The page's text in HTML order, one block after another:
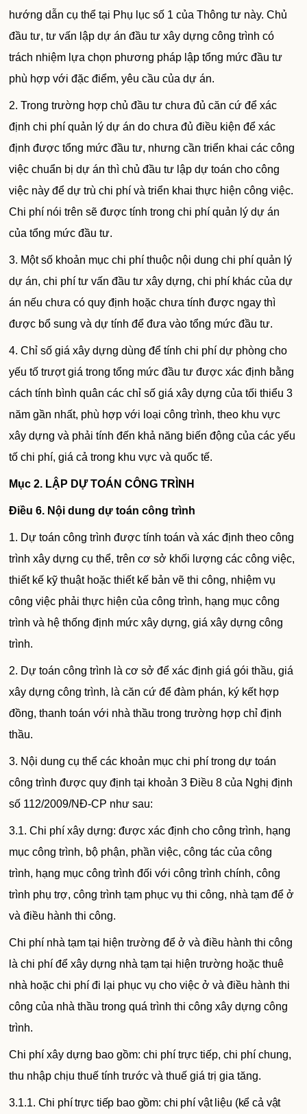
hướng dẫn cụ thể tại Phụ lục số 1 của Thông tư này. Chủ
đầu tư, tư vấn lập dự án đầu tư xây dựng công trình có
trách nhiệm lựa chọn phương pháp lập tổng mức đầu tư
phù hợp với đặc điểm, yêu cầu của dự án.
2. Trong trường hợp chủ đầu tư chưa đủ căn cứ để xác
định chi phí quản lý dự án do chưa đủ điều kiện để xác
định được tổng mức đầu tư, nhưng cần triển khai các công
việc chuẩn bị dự án thì chủ đầu tư lập dự toán cho công
việc này để dự trù chi phí và triển khai thực hiện công việc.
Chi phí nói trên sẽ được tính trong chi phí quản lý dự án
của tổng mức đầu tư.
3. Một số khoản mục chi phí thuộc nội dung chi phí quản lý
dự án, chi phí tư vấn đầu tư xây dựng, chi phí khác của dự
án nếu chưa có quy định hoặc chưa tính được ngay thì
được bổ sung và dự tính để đưa vào tổng mức đầu tư.
4. Chỉ số giá xây dựng dùng để tính chi phí dự phòng cho
yếu tố trượt giá trong tổng mức đầu tư được xác định bằng
cách tính bình quân các chỉ số giá xây dựng của tối thiểu 3
năm gần nhất, phù hợp với loại công trình, theo khu vực
xây dựng và phải tính đến khả năng biến động của các yếu
tố chi phí, giá cả trong khu vực và quốc tế.
Mục 2. LẬP DỰ TOÁN CÔNG TRÌNH
Điều 6. Nội dung dự toán công trình
1. Dự toán công trình được tính toán và xác định theo công
trình xây dựng cụ thể, trên cơ sở khối lượng các công việc,
thiết kế kỹ thuật hoặc thiết kế bản vẽ thi công, nhiệm vụ
công việc phải thực hiện của công trình, hạng mục công
trình và hệ thống định mức xây dựng, giá xây dựng công
trình.
2. Dự toán công trình là cơ sở để xác định giá gói thầu, giá
xây dựng công trình, là căn cứ để đàm phán, ký kết hợp
đồng, thanh toán với nhà thầu trong trường hợp chỉ định
thầu.
3. Nội dung cụ thể các khoản mục chi phí trong dự toán
công trình được quy định tại khoản 3 Điều 8 của Nghị định
số 112/2009/NĐ-CP như sau:
3.1. Chi phí xây dựng: được xác định cho công trình, hạng
mục công trình, bộ phận, phần việc, công tác của công
trình, hạng mục công trình đối với công trình chính, công
trình phụ trợ, công trình tạm phục vụ thi công, nhà tạm để ở
và điều hành thi công.
Chi phí nhà tạm tại hiện trường để ở và điều hành thi công
là chi phí để xây dựng nhà tạm tại hiện trường hoặc thuê
nhà hoặc chi phí đi lại phục vụ cho việc ở và điều hành thi
công của nhà thầu trong quá trình thi công xây dựng công
trình.
Chi phí xây dựng bao gồm: chi phí trực tiếp, chi phí chung,
thu nhập chịu thuế tính trước và thuế giá trị gia tăng.
3.1.1. Chi phí trực tiếp bao gồm: chi phí vật liệu (kể cả vật